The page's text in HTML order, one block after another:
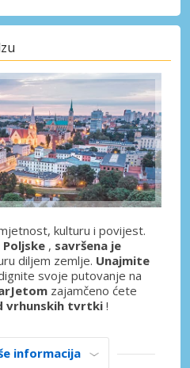
kulturu i povijest.
, savršena je
diljem zemlje. Unajmite
svoje putovanje na
zajamčeno ćete
vrhunskih tvrtki !
informacija